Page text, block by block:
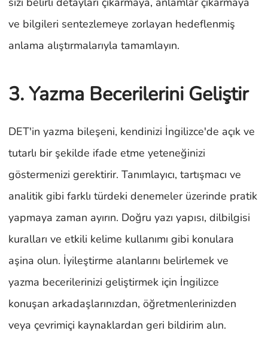
ve bilgileri sentezlemeye zorlayan hedeflenmiş
anlama alıştırmalarıyla tamamlayın.
3. Yazma Becerilerini Geliştir
DET'in yazma bileşeni, kendinizi İngilizce'de açık ve
tutarlı bir şekilde ifade etme yeteneğinizi
göstermenizi gerektirir. Tanımlayıcı, tartışmacı ve
analitik gibi farklı türdeki denemeler üzerinde pratik
yapmaya zaman ayırın. Doğru yazı yapısı, dilbilgisi
kuralları ve etkili kelime kullanımı gibi konulara
aşina olun. İyileştirme alanlarını belirlemek ve
yazma becerilerinizi geliştirmek için İngilizce
konuşan arkadaşlarınızdan, öğretmenlerinizden
veya çevrimiçi kaynaklardan geri bildirim alın.